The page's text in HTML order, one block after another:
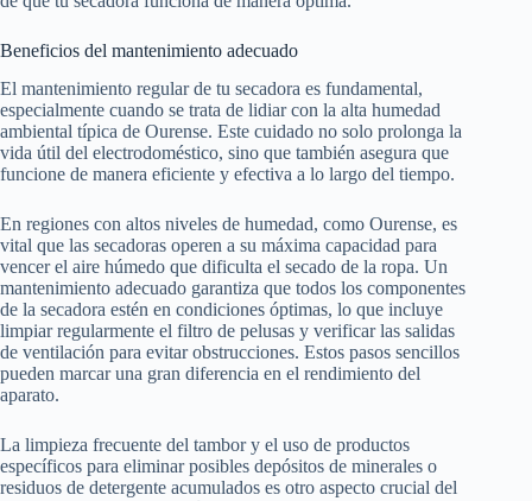
Beneficios del mantenimiento adecuado
El mantenimiento regular de tu secadora es fundamental,
especialmente cuando se trata de lidiar con la alta humedad
ambiental típica de Ourense. Este cuidado no solo prolonga la
vida útil del electrodoméstico, sino que también asegura que
funcione de manera eficiente y efectiva a lo largo del tiempo.
En regiones con altos niveles de humedad, como Ourense, es
vital que las secadoras operen a su máxima capacidad para
vencer el aire húmedo que dificulta el secado de la ropa. Un
mantenimiento adecuado garantiza que todos los componentes
de la secadora estén en condiciones óptimas, lo que incluye
limpiar regularmente el filtro de pelusas y verificar las salidas
de ventilación para evitar obstrucciones. Estos pasos sencillos
pueden marcar una gran diferencia en el rendimiento del
aparato.
La limpieza frecuente del tambor y el uso de productos
específicos para eliminar posibles depósitos de minerales o
residuos de detergente acumulados es otro aspecto crucial del